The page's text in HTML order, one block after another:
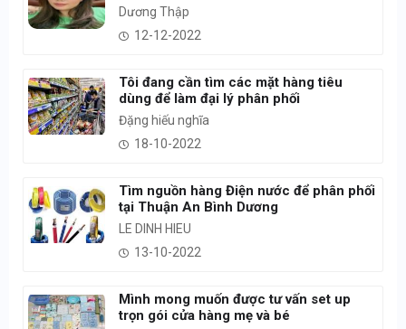
Dương Thập
12-12-2022
Tôi đang cần tìm các mặt hàng tiêu
dùng để làm đại lý phân phối
Đặng hiếu nghĩa
18-10-2022
Tìm nguồn hàng Điện nước để phân phối
tại Thuận An Bình Dương
LE DINH HIEU
13-10-2022
Mình mong muốn được tư vấn set up
trọn gói cửa hàng mẹ và bé